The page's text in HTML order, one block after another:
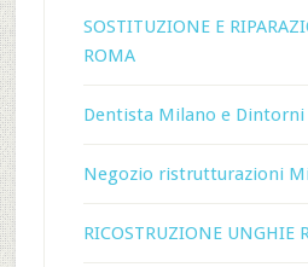
SOSTITUZIONE E
ROMA
Dentista Milano e Dintorni
Negozio ristrutturazioni
RICOSTRUZIONE UNGHIE